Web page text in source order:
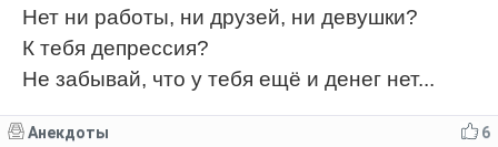
Нет ни работы, ни друзей, ни девушки?
К тебя депрессия?
Не забывай, что у тебя ещё и денег нет...
6
Анекдоты